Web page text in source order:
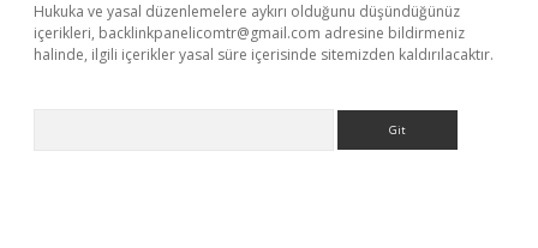
Hukuka ve yasal düzenlemelere aykırı olduğunu düşündüğünüz
içerikleri, backlinkpanelicomtr@gmail.com adresine bildirmeniz
halinde, ilgili içerikler yasal süre içerisinde sitemizden kaldırılacaktır.